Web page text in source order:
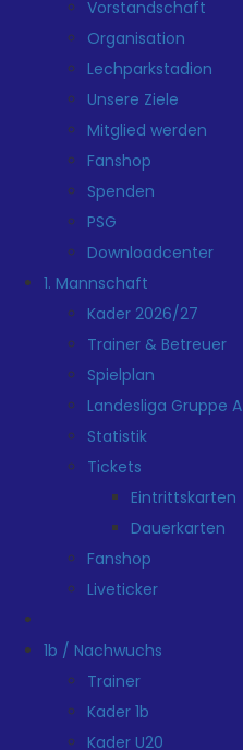
Vorstandschaft
Organisation
Lechparkstadion
Unsere Ziele
Mitglied werden
Fanshop
Spenden
PSG
Downloadcenter
1. Mannschaft
Kader 2026/27
Trainer & Betreuer
Spielplan
Landesliga Gruppe A
Statistik
Tickets
Eintrittskarten
Dauerkarten
Fanshop
Liveticker
1b / Nachwuchs
Trainer
Kader 1b
Kader U20